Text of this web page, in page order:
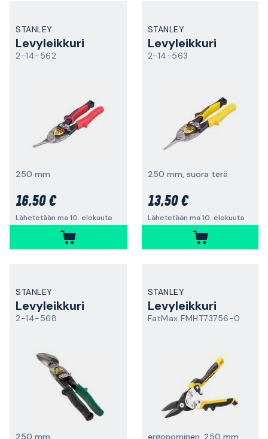
STANLEY
Levyleikkuri
2-14-562
250 mm
16,50 €
Lähetetään ma 10. elokuuta
STANLEY
Levyleikkuri
2-14-563
250 mm, suora terä
13,50 €
Lähetetään ma 10. elokuuta
STANLEY
Levyleikkuri
2-14-568
250 mm
STANLEY
Levyleikkuri
FatMax FMHT73756-0
ergonominen, 250 mm